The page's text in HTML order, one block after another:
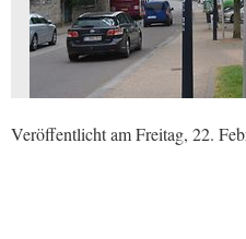
Veröffentlicht am Freitag, 22.